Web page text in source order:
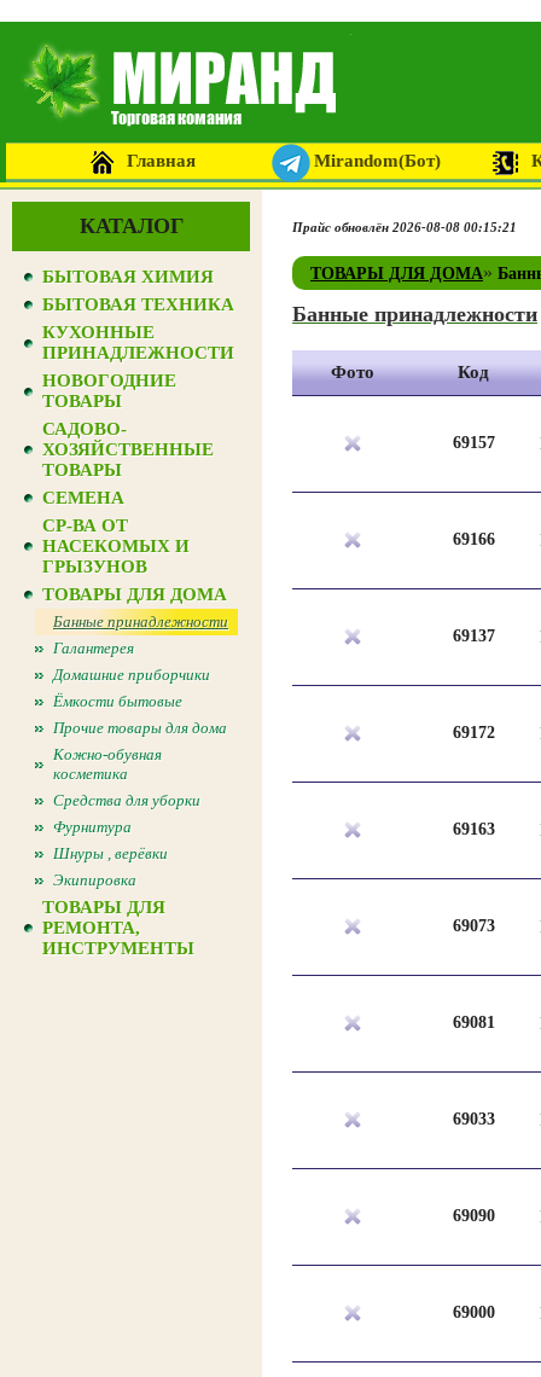
Главная Mirandom(Бот)
КАТАЛОГ
БЫТОВАЯ ХИМИЯ
БЫТОВАЯ ТЕХНИКА
КУХОННЫЕ
ПРИНАДЛЕЖНОСТИ
НОВОГОДНИЕ
ТОВАРЫ
САДОВО-
ХОЗЯЙСТВЕННЫЕ
ТОВАРЫ
СЕМЕНА
СР-ВА ОТ
НАСЕКОМЫХ И
ГРЫЗУНОВ
ТОВАРЫ ДЛЯ ДОМА
Банные принадлежности
Галантерея
Домашние приборчики
Ёмкости бытовые
Прочие товары для дома
Кожно-обувная
косметика
Средства для уборки
Фурнитура
Шнуры , верёвки
Экипировка
ТОВАРЫ ДЛЯ
РЕМОНТА,
ИНСТРУМЕНТЫ
Прайс обновлён 2026-08-08 00:15:21
ТОВАРЫ ДЛЯ ДОМА»
Банные принадлежности
Фото Код
69157
69166
69137
69172
69163
69073
69081
69033
69090
69000